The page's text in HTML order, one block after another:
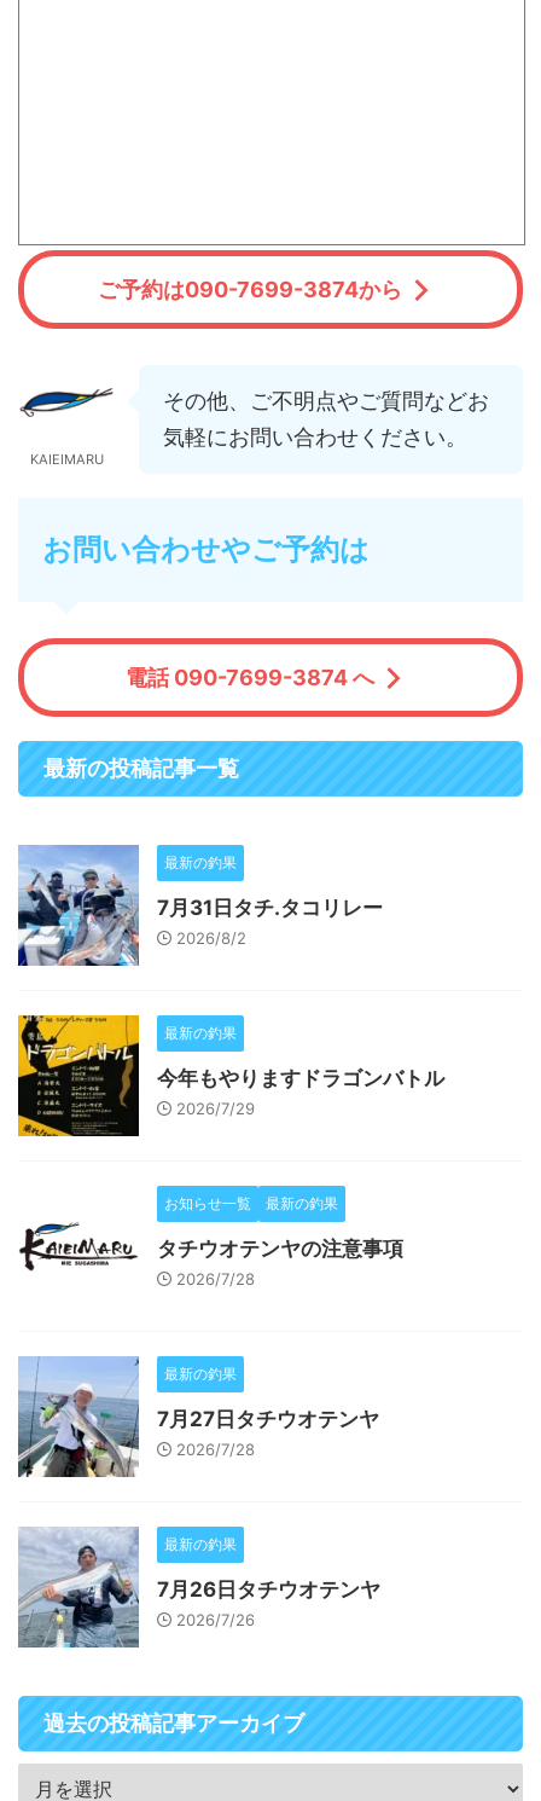
ご予約は090-7699-3874から
KAIEIMARU
その他、ご不明点やご質問などお
気軽にお問い合わせください。
お問い合わせやご予約は
電話 090-7699-3874 へ
最新の投稿記事一覧
最新の釣果
7月31日タチ.タコリレー
2026/8/2
最新の釣果
今年もやりますドラゴンバトル
2026/7/29
お知らせ一覧 最新の釣果
タチウオテンヤの注意事項
2026/7/28
最新の釣果
7月27日タチウオテンヤ
2026/7/28
最新の釣果
7月26日タチウオテンヤ
2026/7/26
過去の投稿記事アーカイブ